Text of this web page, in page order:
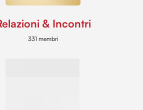
& Incontri
331 membri